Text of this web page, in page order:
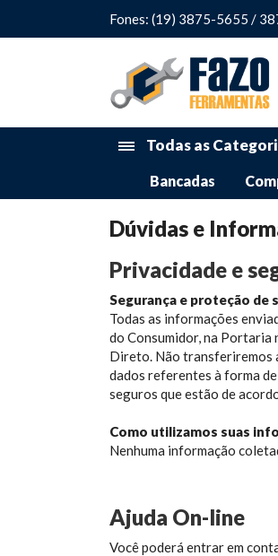
Fones: (19) 3875-5655 /
Todas as
Bancadas
Dúvidas e
Privacidade e
Segurança e proteção de
Todas as informações
do Consumidor, na Portaria
Direto. Não transferiremos
dados referentes à forma
seguros que estão de
Como utilizamos suas
Nenhuma informação
Ajuda On-line
Você poderá entrar em